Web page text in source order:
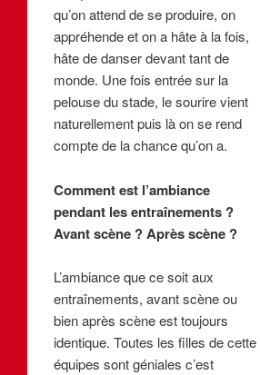
qu’on attend de se produire, on
appréhende et on a hâte à la fois,
hâte de danser devant tant de
monde. Une fois entrée sur la
pelouse du stade, le sourire vient
naturellement puis là on se rend
compte de la chance qu’on a.
Comment est l’ambiance
pendant les entraînements ?
Avant scène ? Après scène ?
L’ambiance que ce soit aux
entraînements, avant scène ou
bien après scène est toujours
identique. Toutes les filles de cette
équipes sont géniales c’est